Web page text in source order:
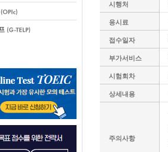
시행처
응시료
접수일자
부가서비스
시험회차
상세내용
주의사항